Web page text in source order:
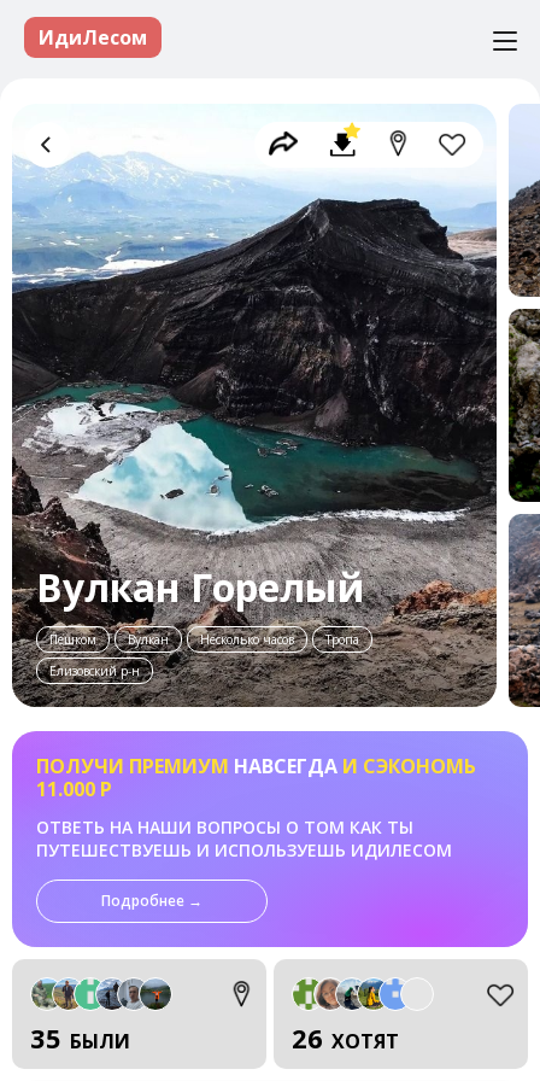
ИдиЛесом
Вулкан Горелый
Пешком Вулкан Несколько часов
Тропа
Елизовский р-н
ПОЛУЧИ ПРЕМИУМ НАВСЕГДА И СЭКОНОМЬ
11.000 Р
ОТВЕТЬ НА НАШИ ВОПРОСЫ О ТОМ КАК ТЫ
ПУТЕШЕСТВУЕШЬ И ИСПОЛЬЗУЕШЬ ИДИЛЕСОМ
Подробнее →
35 БЫЛИ 26 ХОТЯТ